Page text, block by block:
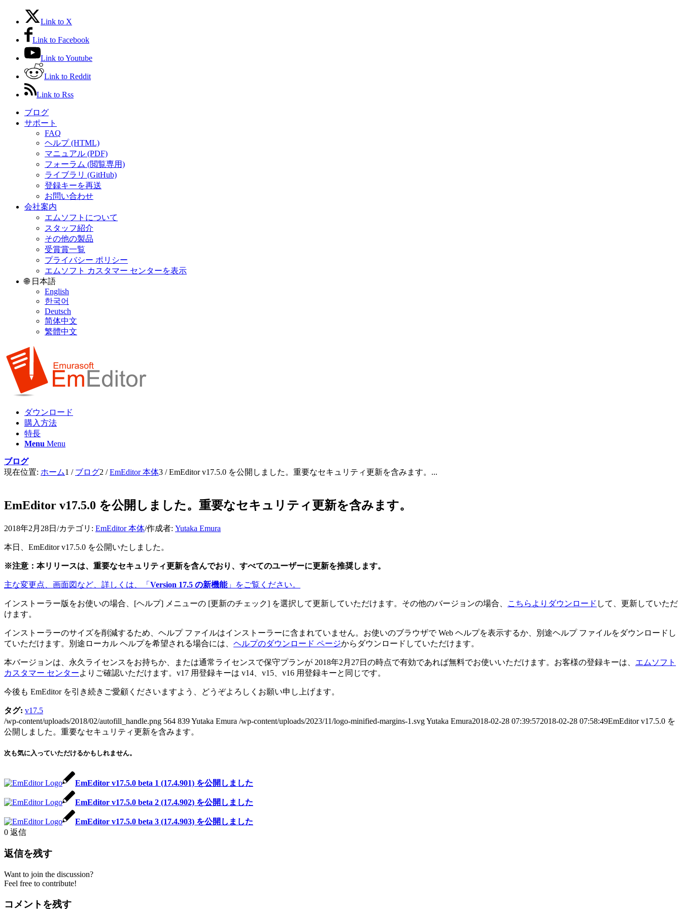
Link to X
Link to Facebook
Link to Youtube
Link to Reddit
Link to Rss
ブログ
サポート
FAQ
ヘルプ (HTML)
マニュアル (PDF)
フォーラム (閲覧専用)
ライブラリ (GitHub)
登録キーを再送
お問い合わせ
会社案内
エムソフトについて
スタッフ紹介
その他の製品
受賞賞一覧
プライバシー ポリシー
エムソフト カスタマー センターを表示
🌐 日本語
English
한국어
Deutsch
简体中文
繁體中文
ダウンロード
購入方法
特長
Menu Menu
ブログ
現在位置: ホーム1 / ブログ2 / EmEditor 本体3 / EmEditor v17.5.0 を公開しました。重要なセキュリティ更新を含みます。...
EmEditor v17.5.0 を公開しました。重要なセキュリティ更新を含みます。
2018年2月28日 /カテゴリ: EmEditor 本体/作成者: Yutaka Emura
本日、EmEditor v17.5.0 を公開いたしました。
※注意：本リリースは、重要なセキュリティ更新を含んでおり、すべてのユーザーに更新を推奨します。
主な変更点、画面図など、詳しくは、「 Version 17.5 の新機能」をご覧ください。
インストーラー版をお使いの場合、[ヘルプ] メニューの [更新のチェック] を選択して更新していただけます。その他のバージョンの場合、 こちらよりダウンロード して、更新していただ
けます。
インストーラーのサイズを削減するため、ヘルプ ファイルはインストーラーに含まれていません。お使いのブラウザで Web ヘルプを表示するか、別途ヘルプ ファイルをダウンロードし
ていただけます。別途ローカル ヘルプを希望される場合には、 ヘルプのダウンロード ページからダウンロードしていただけます。
本バージョンは、永久ライセンスをお持ちか、または通常ライセンスで保守プランが 2018年2月27日の時点で有効であれば無料でお使いいただけます。お客様の登録キーは、 エムソフト
カスタマー センターよりご確認いただけます。v17 用登録キーは v14、v15、v16 用登録キーと同じです。
今後も EmEditor を引き続きご愛顧くださいますよう、どうぞよろしくお願い申し上げます。
タグ: v17.5
/wp-content/uploads/2018/02/autofill_handle.png 564 839Yutaka Emura /wp-content/uploads/2023/11/logo-minified-margins-1.svgYutaka Emura2018-02-28 07:39:572018-02-28 07:58:49EmEditor v17.5.0 を
公開しました。重要なセキュリティ更新を含みます。
次も気に入っていただけるかもしれません。
EmEditor v17.5.0 beta 1 (17.4.901) を公開しました
EmEditor v17.5.0 beta 2 (17.4.902) を公開しました
EmEditor v17.5.0 beta 3 (17.4.903) を公開しました
0 返信
返信を残す
Want to join the discussion?
Feel free to contribute!
コメントを残す